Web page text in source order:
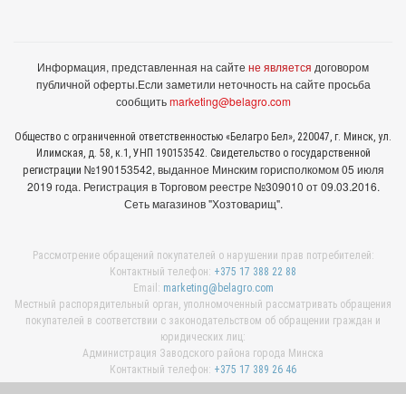
Информация, представленная на сайте не является договором
публичной оферты.Если заметили неточность на сайте просьба
сообщитьmarketing@belagro.com
Общество с ограниченной ответственностью «Белагро Бел», 220047, г. Минск, ул.
Илимская, д. 58, к.1, УНП 190153542. Свидетельство о государственной
регистрации №190153542, выданное Минcким горисполкомом 05 июля
2019 года. Регистрация в Торговом реестре №309010 от 09.03.2016.
Сеть магазинов "Хозтоварищ".
Рассмотрение обращений покупателей о нарушении прав потребителей:
Контактный телефон: +375 17 388 22 88
Email: marketing@belagro.com
Местный распорядительный орган, уполномоченный рассматривать обращения
покупателей в соответствии с законодательством об обращении граждан и
юридических лиц:
Администрация Заводского района города Минска
Контактный телефон: +375 17 389 26 46